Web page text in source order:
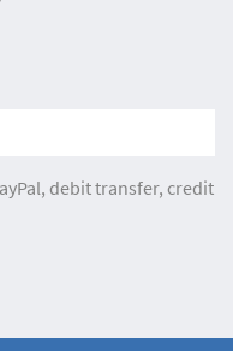
debit transfer, credit